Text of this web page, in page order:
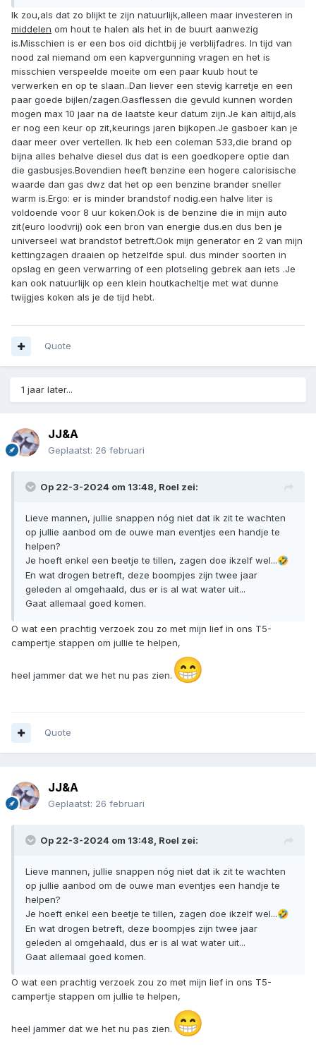
Ik zou,als dat zo blijkt te zijn natuurlijk,alleen maar investeren in
middelen om hout te halen als het in de buurt aanwezig
is.Misschien is er een bos oid dichtbij je verblijfadres. In tijd van
nood zal niemand om een kapvergunning vragen en het is
misschien verspeelde moeite om een paar kuub hout te
verwerken en op te slaan..Dan liever een stevig karretje en een
paar goede bijlen/zagen.Gasflessen die gevuld kunnen worden
mogen max 10 jaar na de laatste keur datum zijn.Je kan altijd,als
er nog een keur op zit,keurings jaren bijkopen.Je gasboer kan je
daar meer over vertellen. Ik heb een coleman 533,die brand op
bijna alles behalve diesel dus dat is een goedkopere optie dan
die gasbusjes.Bovendien heeft benzine een hogere calorisische
waarde dan gas dwz dat het op een benzine brander sneller
warm is.Ergo: er is minder brandstof nodig.een halve liter is
voldoende voor 8 uur koken.Ook is de benzine die in mijn auto
zit(euro loodvrij) ook een bron van energie dus.en dus ben je
universeel wat brandstof betreft.Ook mijn generator en 2 van mijn
kettingzagen draaien op hetzelfde spul. dus minder soorten in
opslag en geen verwarring of een plotseling gebrek aan iets .Je
kan ook natuurlijk op een klein houtkacheltje met wat dunne
twijgjes koken als je de tijd hebt.
Quote
1 jaar later...
JJ&A
Geplaatst: 26 februari
Op 22-3-2024 om 13:48, Roel zei:
Lieve mannen, jullie snappen nóg niet dat ik zit te wachten
op jullie aanbod om de ouwe man eventjes een handje te
helpen?
Je hoeft enkel een beetje te tillen, zagen doe ikzelf wel...🤣
En wat drogen betreft, deze boompjes zijn twee jaar
geleden al omgehaald, dus er is al wat water uit...
Gaat allemaal goed komen.
O wat een prachtig verzoek zou zo met mijn lief in ons T5-
campertje stappen om jullie te helpen,
heel jammer dat we het nu pas zien. 😁
Quote
JJ&A
Geplaatst: 26 februari
Op 22-3-2024 om 13:48, Roel zei:
Lieve mannen, jullie snappen nóg niet dat ik zit te wachten
op jullie aanbod om de ouwe man eventjes een handje te
helpen?
Je hoeft enkel een beetje te tillen, zagen doe ikzelf wel...🤣
En wat drogen betreft, deze boompjes zijn twee jaar
geleden al omgehaald, dus er is al wat water uit...
Gaat allemaal goed komen.
O wat een prachtig verzoek zou zo met mijn lief in ons T5-
campertje stappen om jullie te helpen,
heel jammer dat we het nu pas zien. 😁